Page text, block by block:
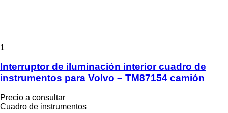
1
Interruptor de iluminación interior cuadro de
instrumentos para Volvo – TM87154 camión
Precio a consultar
Cuadro de instrumentos